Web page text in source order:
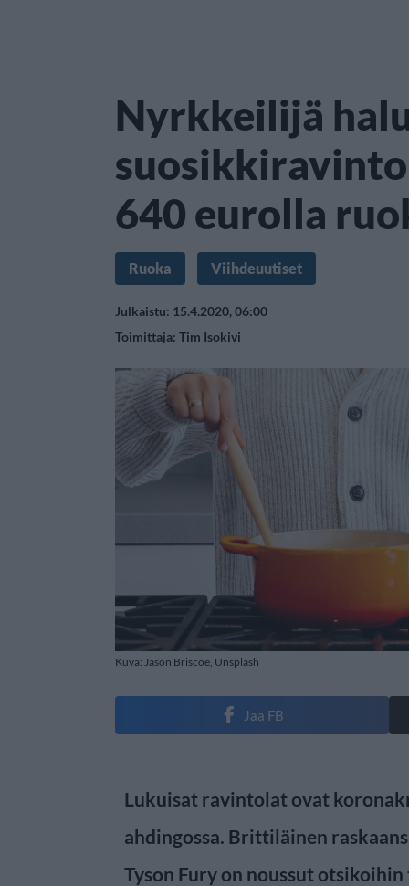
Nyrkkeilijä
640 eurolla
Ruoka Viihdeuutiset
Julkaistu: 15.4.2020, 06:00
Toimittaja: Tim Isokivi
Kuva: Jason Briscoe, Unsplash
Jaa FB
Lukuisat ravintolat ovat
ahdingossa. Brittiläinen
Tyson Fury on noussut